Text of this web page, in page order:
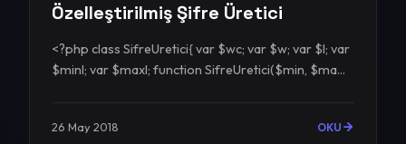
Özelleştirilmiş Şifre Üretici
<?php class SifreUretici{ var $wc; var $w; var $l; var
$minl; var $maxl; function SifreUretici($min, $ma...
26 May 2018 OKU